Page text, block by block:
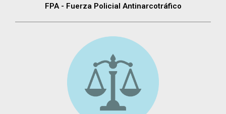
FPA - Fuerza Policial Antinarcotráfico